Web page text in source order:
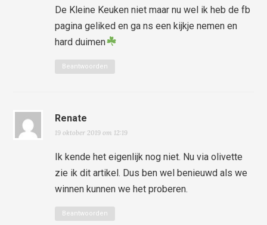
De Kleine Keuken niet maar nu wel ik heb de fb
pagina geliked en ga ns een kijkje nemen en
hard duimen
Beantwoorden
Renate
19 oktober 2019 om 12:19
Ik kende het eigenlijk nog niet. Nu via olivette
zie ik dit artikel. Dus ben wel benieuwd als we
winnen kunnen we het proberen.
Beantwoorden